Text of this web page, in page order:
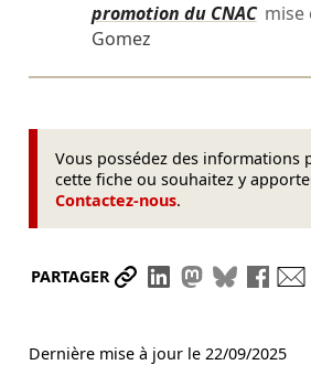
promotion du CNACmise
Gomez
Vous possédez des informations
cette fiche ou souhaitez y
Contactez-nous.
PARTAGER Partager le lien
Partager sur
Partager
Dernière mise à jour le 22/09/2025